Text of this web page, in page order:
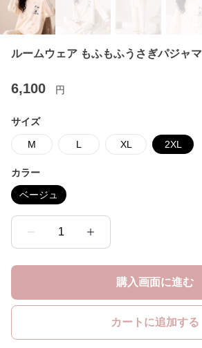
ルームウェア もふもふうさぎパジャマ
6,100 円
サイズ
M L XL 2XL
カラー
ベージュ
1
購入画面に進む
カートに追加する